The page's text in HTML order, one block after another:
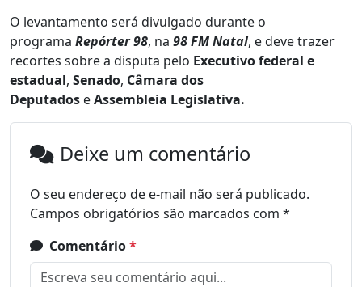
O levantamento será divulgado durante o
programa Repórter 98, na 98 FM Natal, e deve trazer
recortes sobre a disputa pelo Executivo federal e
estadual, Senado, Câmara dos
Deputados eAssembleia Legislativa.
Deixe um comentário
O seu endereço de e-mail não será publicado.
Campos obrigatórios são marcados com *
Comentário*